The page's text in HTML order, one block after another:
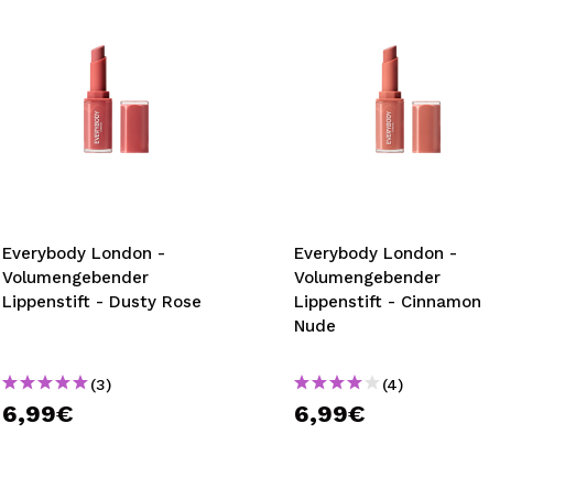
Everybody London -
Volumengebender
Lippenstift - Dusty Rose
(3)
6,99€
Everybody London -
Volumengebender
Lippenstift - Cinnamon
Nude
(4)
6,99€